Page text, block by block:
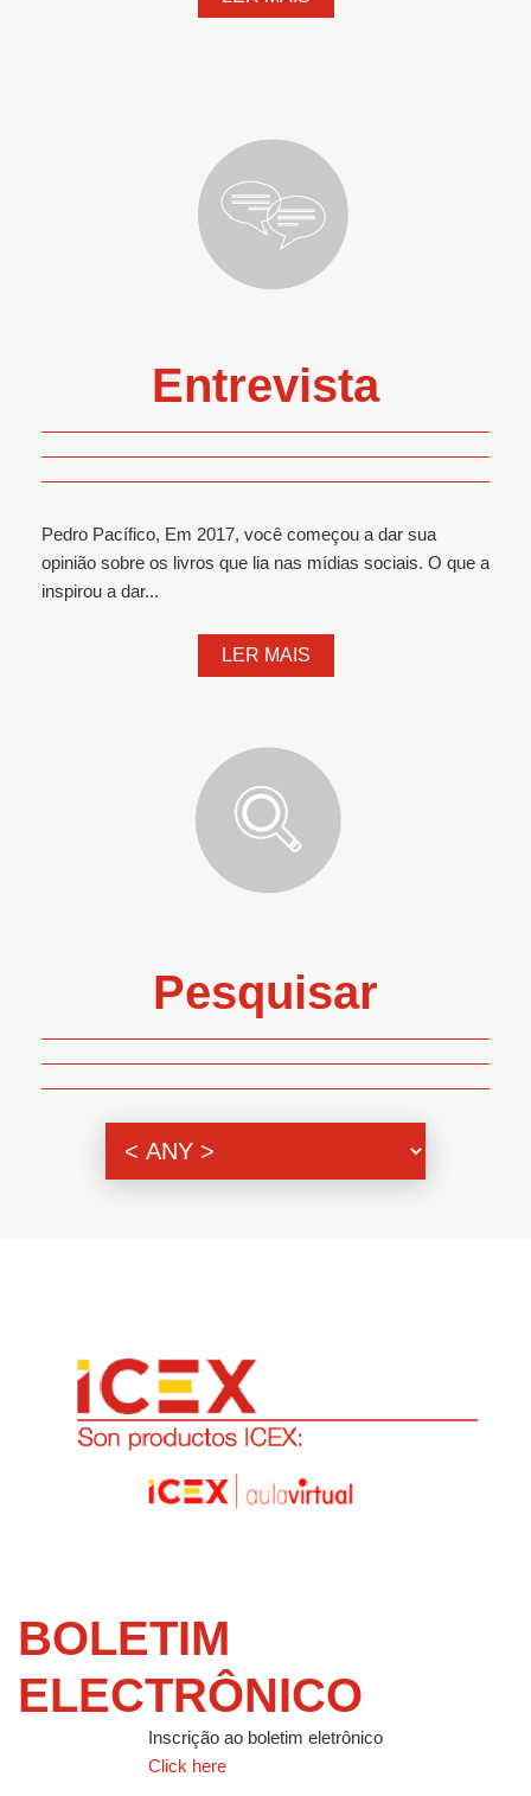
Entrevista
Pedro Pacífico, Em 2017, você começou a dar sua
opinião sobre os livros que lia nas mídias sociais. O que a
inspirou a dar...
LER MAIS
Pesquisar
BOLETIM
ELECTRÔNICO
Inscrição ao boletim eletrônico
Click here